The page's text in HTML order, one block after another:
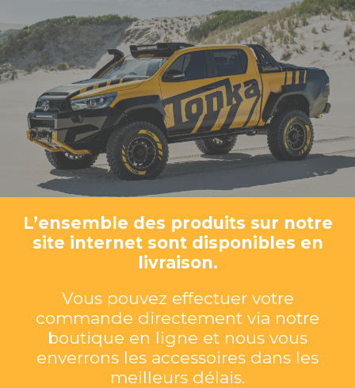
L’ensemble des produits sur notre
site internet sont disponibles en
livraison.
Vous pouvez effectuer votre
commande directement via notre
boutique en ligne et nous vous
enverrons les accessoires dans les
meilleurs délais.